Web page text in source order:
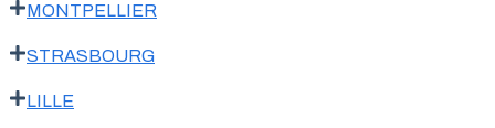
MONTPELLIER
STRASBOURG
LILLE